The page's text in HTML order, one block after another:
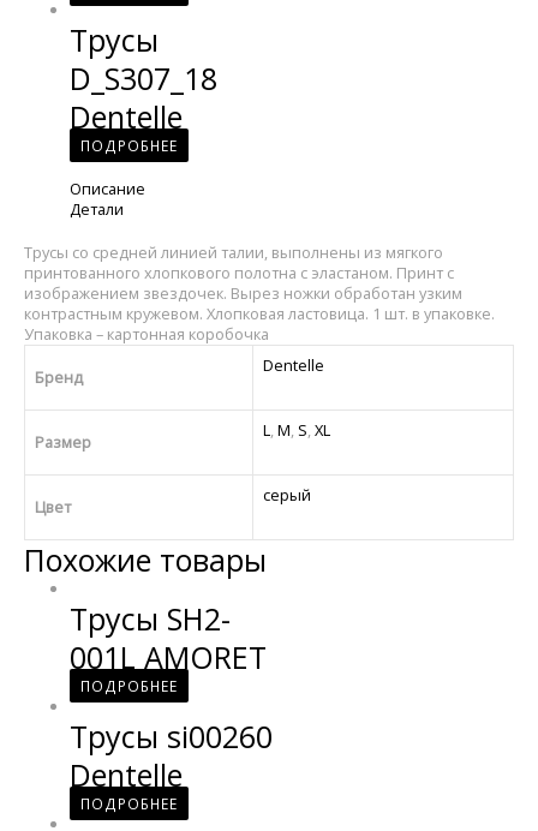
Трусы
D_S307_18
Dentelle
ПОДРОБНЕЕ
Описание
Детали
Трусы со средней линией талии, выполнены из мягкого
принтованного хлопкового полотна с эластаном. Принт с
изображением звездочек. Вырез ножки обработан узким
контрастным кружевом. Хлопковая ластовица. 1 шт. в упаковке.
Упаковка – картонная коробочка
Бренд
Dentelle
Размер
L,M, S,XL
Цвет
серый
Похожие товары
Трусы SH2-
001L AMORET
ПОДРОБНЕЕ
Трусы si00260
Dentelle
ПОДРОБНЕЕ